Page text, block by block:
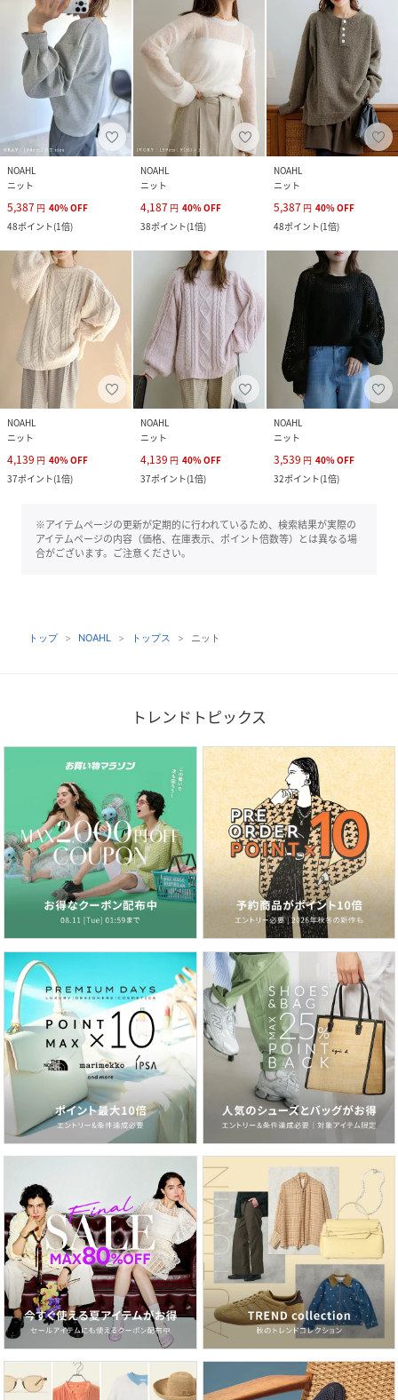
NOAHL
ニット
5,387 円 40%OFF
48ポイント(1倍)
NOAHL
ニット
4,187 円 40%OFF
38ポイント(1倍)
NOAHL
ニット
5,387 円 40%OFF
48ポイント(1倍)
NOAHL
ニット
4,139 円 40%OFF
37ポイント(1倍)
NOAHL
ニット
4,139 円 40%OFF
37ポイント(1倍)
NOAHL
ニット
3,539 円 40%OFF
32ポイント(1倍)
※アイテムページの更新が定期的に行われているため、検索結果が実際の
アイテムページの内容（価格、在庫表示、ポイント倍数等）とは異なる場
合がございます。ご注意ください。
トップ NOAHL トップス ニット
トレンドトピックス